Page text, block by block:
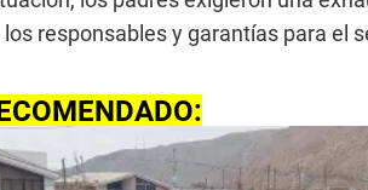
responsables y garantías para el